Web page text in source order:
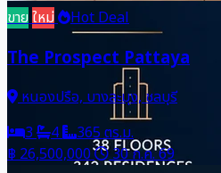
ขายใหม่ Hot Deal
The Prospect Pattaya
หนองปรือ, บางละมุง, ชลบุรี
3
4
365 ตร.ม.
฿ 26,500,000
30 ก.ค. 69